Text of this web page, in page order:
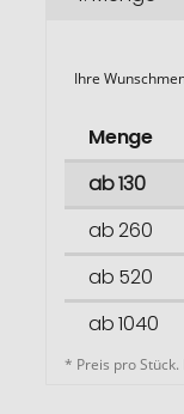
Ihre
Menge
ab 130
ab 260
ab 520
ab 1040
* Preis pro